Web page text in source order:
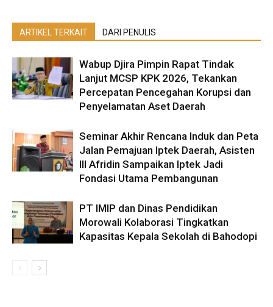
ARTIKEL TERKAIT DARI PENULIS
Wabup Djira Pimpin Rapat Tindak
Lanjut MCSP KPK 2026, Tekankan
Percepatan Pencegahan Korupsi dan
Penyelamatan Aset Daerah
Seminar Akhir Rencana Induk dan Peta
Jalan Pemajuan Iptek Daerah, Asisten
III Afridin Sampaikan Iptek Jadi
Fondasi Utama Pembangunan
PT IMIP dan Dinas Pendidikan
Morowali Kolaborasi Tingkatkan
Kapasitas Kepala Sekolah di Bahodopi